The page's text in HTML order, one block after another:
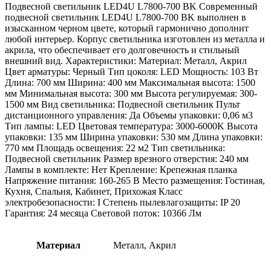
Подвесной светильник LED4U L7800-700 BK Современный
подвесной светильник LED4U L7800-700 BK выполнен в
изысканном черном цвете, который гармонично дополнит
любой интерьер. Корпус светильника изготовлен из металла и
акрила, что обеспечивает его долговечность и стильный
внешний вид. Характеристики: Материал: Металл, Акрил
Цвет арматуры: Черный Тип цоколя: LED Мощность: 103 Вт
Длина: 700 мм Ширина: 400 мм Максимальная высота: 1500
мм Минимальная высота: 300 мм Высота регулируемая: 300-
1500 мм Вид светильника: Подвесной светильник Пульт
дистанционного управления: Да Объемы упаковки: 0,06 м3
Тип лампы: LED Цветовая температура: 3000-6000K Высота
упаковки: 135 мм Ширина упаковки: 530 мм Длина упаковки:
770 мм Площадь освещения: 22 м2 Тип светильника:
Подвесной светильник Размер врезного отверстия: 240 мм
Лампы в комплекте: Нет Крепление: Крепежная планка
Напряжение питания: 160-265 В Место размещения: Гостиная,
Кухня, Спальня, Кабинет, Прихожая Класс
электробезопасности: I Степень пылевлагозащиты: IP 20
Гарантия: 24 месяца Световой поток: 10366 Лм
Материал Металл, Акрил